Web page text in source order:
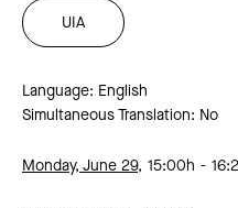
UIA
Language: English
Simultaneous Translation: No
Monday, June 29, 15:00h